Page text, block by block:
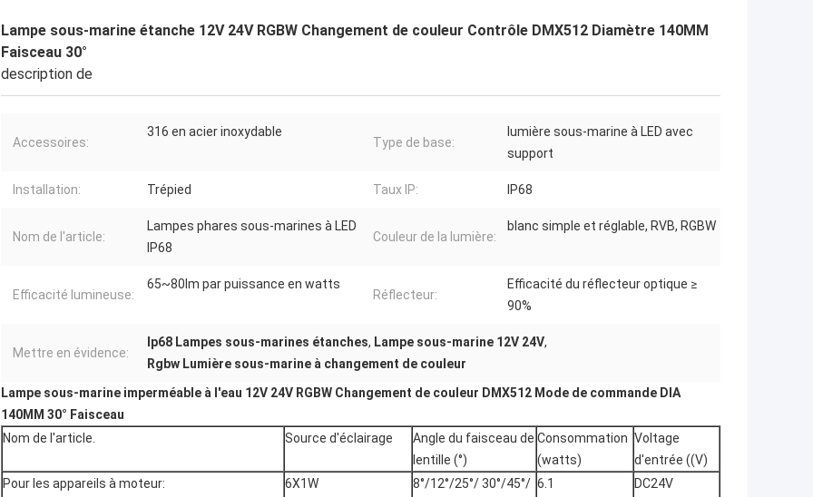
Lampe sous-marine étanche 12V 24V RGBW Changement de couleur Contrôle DMX512 Diamètre 140MM
Faisceau 30°
description de
Accessoires:
316 en acier inoxydable
Type de base:
lumière sous-marine à LED avec
support
Installation: Trépied Taux IP: IP68
Nom de l'article:
Lampes phares sous-marines à LED
IP68
Couleur de la lumière:
blanc simple et réglable, RVB, RGBW
Efficacité lumineuse:
65~80lm par puissance en watts
Réflecteur:
Efficacité du réflecteur optique ≥
90%
Mettre en évidence:
Ip68 Lampes sous-marines étanches, Lampe sous-marine 12V 24V,
Rgbw Lumière sous-marine à changement de couleur
Lampe sous-marine imperméable à l'eau 12V 24V RGBW Changement de couleur DMX512 Mode de commande DIA
140MM 30° Faisceau
Nom de l'article.
Source d'éclairage
Angle du faisceau de
lentille (°)
Consommation
(watts)
Voltage
d'entrée ((V)
Pour les appareils à moteur:
6X1W
8°/12°/25°/ 30°/45°/ 6.1 DC24V